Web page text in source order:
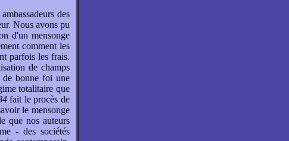
des
Nous avons pu
d'un mensonge
comment les
parfois les frais.
de champs
de bonne foi une
totalitaire que
fait le procès de
le mensonge
que nos auteurs
- des sociétés